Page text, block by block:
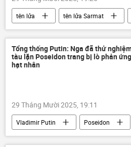
tên lửa tên lửa Sarmat
Quân đội Nga
Nga
Chính trị
Vladimir Putin
Tổng thống Putin: Nga đã thử
tàu lặn Poseidon trang bị lò phản ứng
hạt nhân
29 Tháng Mười 2025, 19:11
Vladimir Putin Poseidon
Quân đội Nga
Chính trị